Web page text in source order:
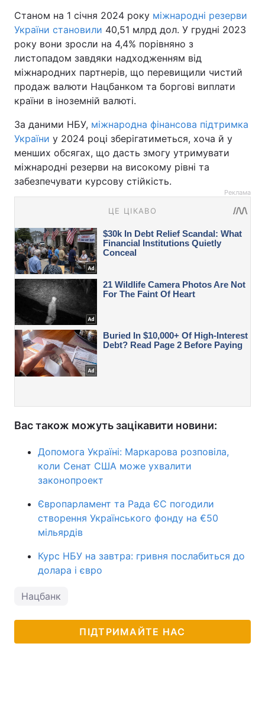
Станом на 1 січня 2024 року міжнародні резерви
України становили 40,51 млрд дол. У грудні 2023
року вони зросли на 4,4% порівняно з
листопадом завдяки надходженням від
міжнародних партнерів, що перевищили чистий
продаж валюти Нацбанком та боргові виплати
країни в іноземній валюті.
За даними НБУ, міжнародна фінансова підтримка
України у 2024 році зберігатиметься, хоча й у
менших обсягах, що дасть змогу утримувати
міжнародні резерви на високому рівні та
забезпечувати курсову стійкість.
Реклама
Вас також можуть зацікавити новини:
Допомога Україні: Маркарова розповіла,
коли Сенат США може ухвалити
законопроект
Європарламент та Рада ЄС погодили
створення Українського фонду на €50
мільярдів
Курс НБУ на завтра: гривня послабиться до
долара і євро
Нацбанк
ПІДТРИМАЙТЕ НАС